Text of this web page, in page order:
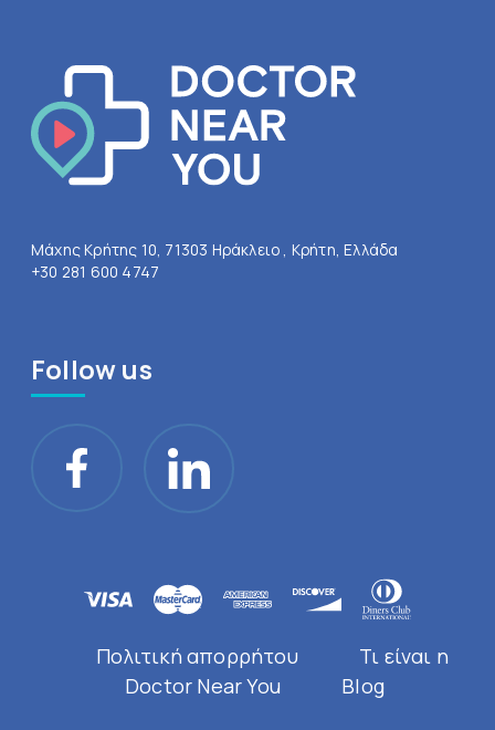
Μάχης Κρήτης 10, 71303 Ηράκλειο , Κρήτη, Ελλάδα
+30 281 600 4747
Follow us
Πολιτική απορρήτου
Τι είναι η
Doctor Near You
Blog